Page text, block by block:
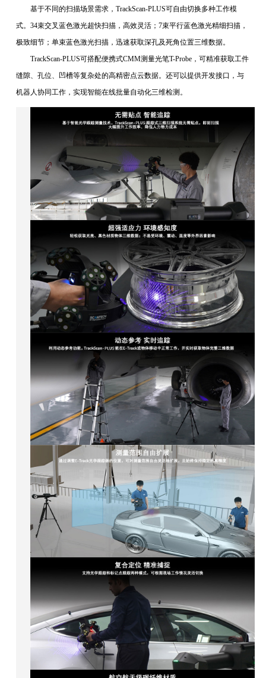
基于不同的扫描场景需求，TrackScan-PLUS可自由切换多种工作模
式。34束交叉蓝色激光超快扫描，高效灵活；7束平行蓝色激光精细扫描，
极致细节；单束蓝色激光扫描，迅速获取深孔及死角位置三维数据。
TrackScan-PLUS可搭配便携式CMM测量光笔T-Probe，可精准获取工件
缝隙、孔位、凹槽等复杂处的高精密点云数据。还可以提供开发接口，与
机器人协同工作，实现智能在线批量自动化三维检测。